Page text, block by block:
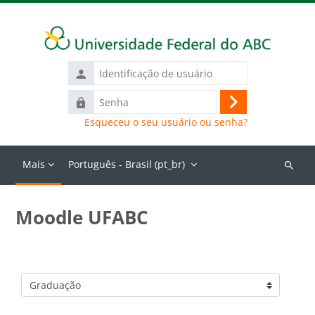
Identificação
de
usuário
Senha
Acessar
Esqueceu o seu usuário ou senha?
Mais Português - Brasil ‎(pt_br)‎
Buscar
Moodle UFABC
Categorias de Cursos